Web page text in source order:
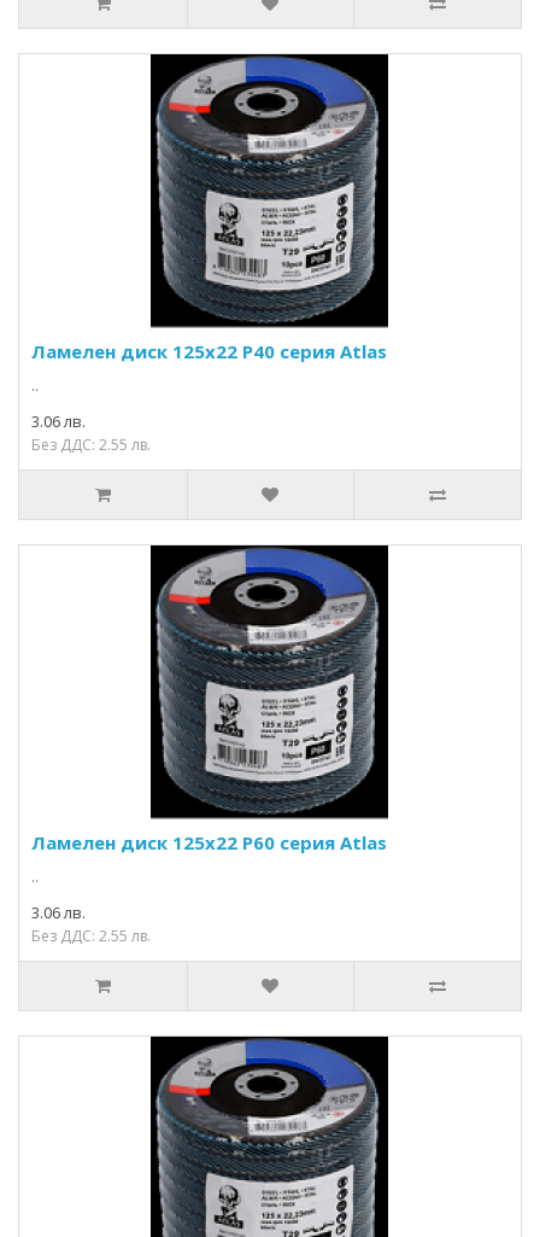
Ламелен диск 125х22 P40 серия Atlas
..
3.06 лв.
Без ДДС: 2.55 лв.
Ламелен диск 125х22 P60 серия Atlas
..
3.06 лв.
Без ДДС: 2.55 лв.